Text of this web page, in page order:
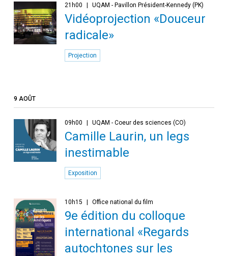
21h00 UQAM - Pavillon Président-Kennedy (PK)
Vidéoprojection «Douceur
radicale»
Projection
9 AOÛT
09h00 UQAM - Coeur des sciences (CO)
Camille Laurin, un legs
inestimable
Exposition
10h15 Office national du film
9e édition du colloque
international «Regards
autochtones sur les